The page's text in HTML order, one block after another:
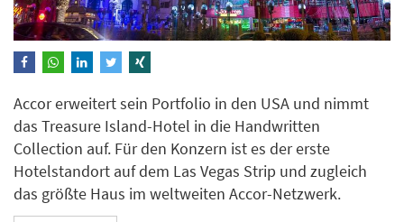
Accor erweitert sein Portfolio in den USA und nimmt
das Treasure Island-Hotel in die Handwritten
Collection auf. Für den Konzern ist es der erste
Hotelstandort auf dem Las Vegas Strip und zugleich
das größte Haus im weltweiten Accor-Netzwerk.